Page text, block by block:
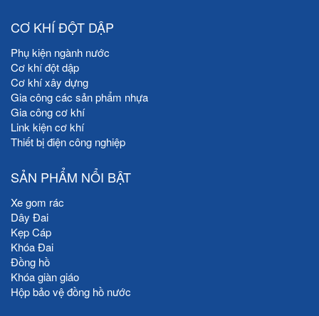
CƠ KHÍ ĐỘT DẬP
Phụ kiện ngành nước
Cơ khí đột dập
Cơ khí xây dựng
Gia công các sản phẩm nhựa
Gia công cơ khí
Link kiện cơ khí
Thiết bị điện công nghiệp
SẢN PHẨM NỔI BẬT
Xe gom rác
Dây Đai
Kẹp Cáp
Khóa Đai
Đồng hồ
Khóa giàn giáo
Hộp bảo vệ đồng hồ nước